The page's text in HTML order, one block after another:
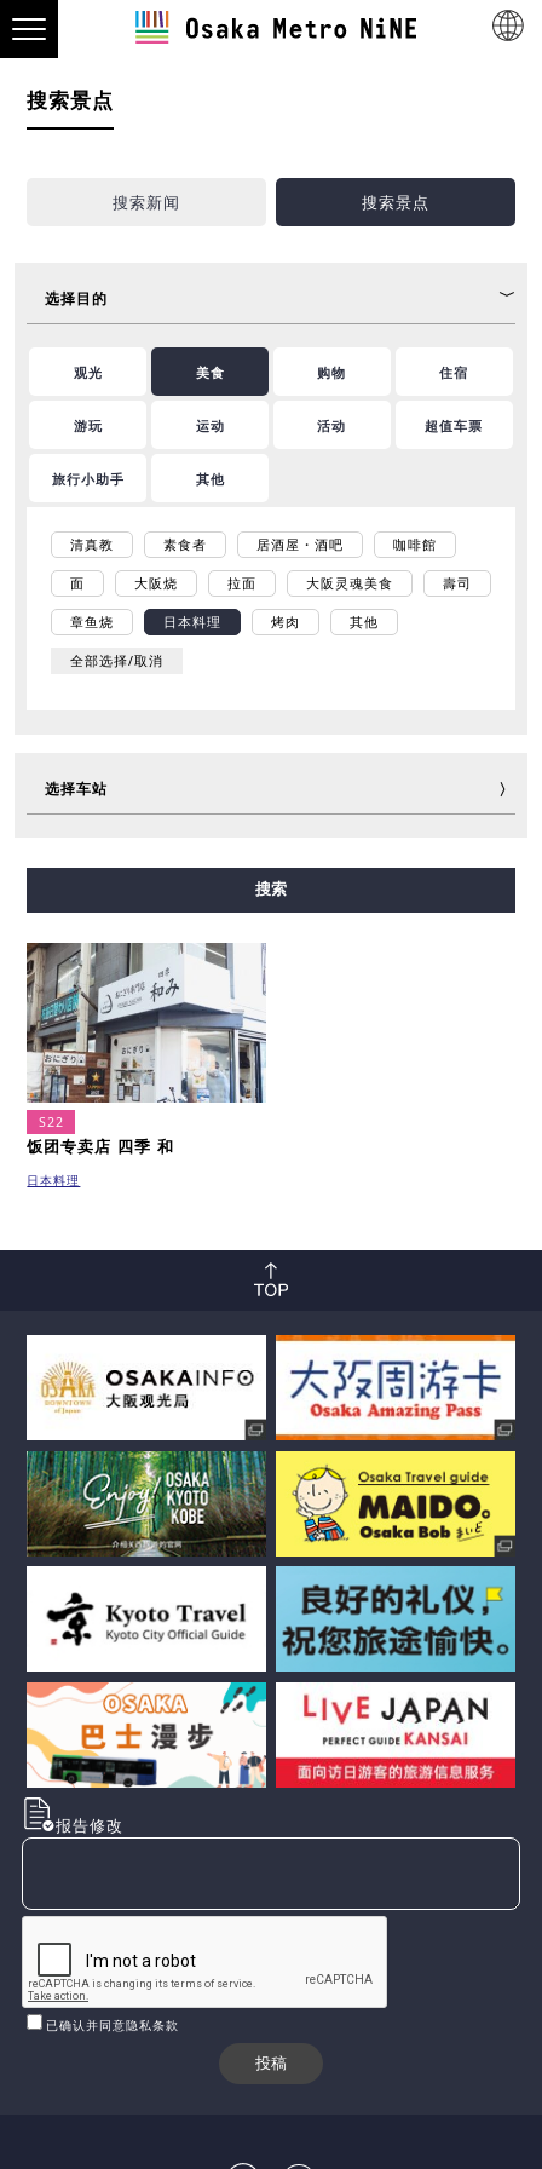
搜索景点
搜索新闻 搜索景点
选择目的
观光 美食 购物 住宿
游玩 运动 活动 超值车票
旅行小助手 其他
清真教 素食者 居酒屋・酒吧 咖啡館
面 大阪烧 拉面 大阪灵魂美食 壽司
章鱼烧 日本料理 烤肉 其他
全部选择/取消
选择车站
搜索
S22
饭团专卖店 四季 和
日本料理
报告修改
已确认并同意隐私条款